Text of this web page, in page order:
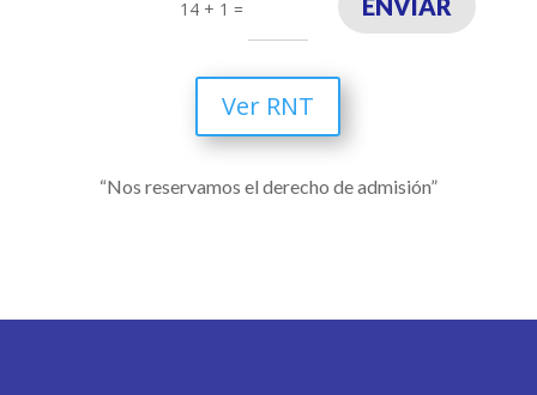
14 + 1 = ENVIAR
Ver RNT
“Nos reservamos el derecho de admisión”